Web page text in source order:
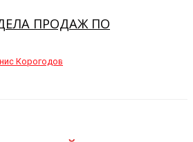
ПРОДАЖ ПО
Корогодов